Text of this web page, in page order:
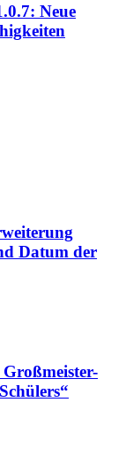
Neue
Datum der